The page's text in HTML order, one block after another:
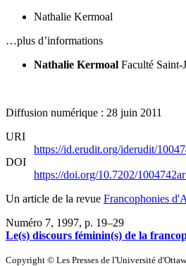
Nathalie Kermoal
…plus d’informations
Nathalie Kermoal Faculté
Diffusion numérique : 28 juin 2011
URI
https://id.erudit.org/iderudit/
DOI
https://doi.org/10.7202/1004742ar
Un article de la revue Francophonies
Numéro 7, 1997, p. 19–29
Le(s) discours féminin(s) de la
Copyright © Les Presses de l'Université